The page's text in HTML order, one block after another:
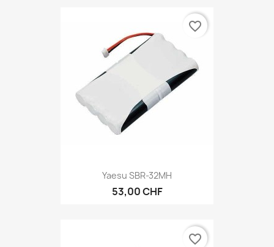
Yaesu SBR-32MH
53,00 CHF
favorite_border
favorite_border